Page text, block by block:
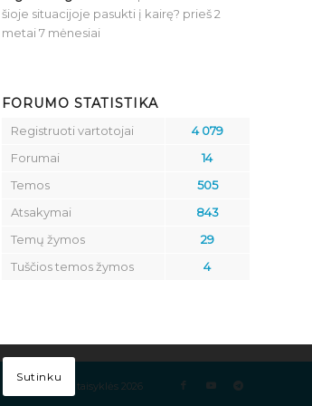
šioje situacijoje pasukti į kairę? prieš 2
metai 7 mėnesiai
FORUMO STATISTIKA
Registruoti vartotojai
4 079
Forumai
14
Temos
505
Atsakymai
843
Temų žymos
29
Tuščios temos žymos
4
Kelių eismo taisyklės 2026
Sutinku